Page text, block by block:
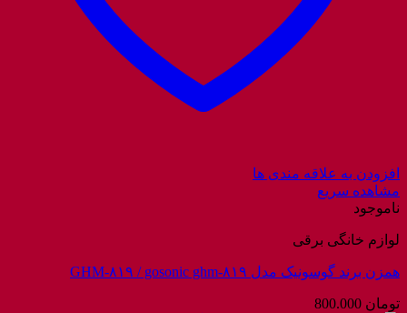
افزودن به علاقه مندی ها
مشاهده سریع
ناموجود
لوازم خانگی برقی
همزن برند گوسونیک مدل GHM-۸۱۹ / gosonic ghm-۸۱۹
تومان